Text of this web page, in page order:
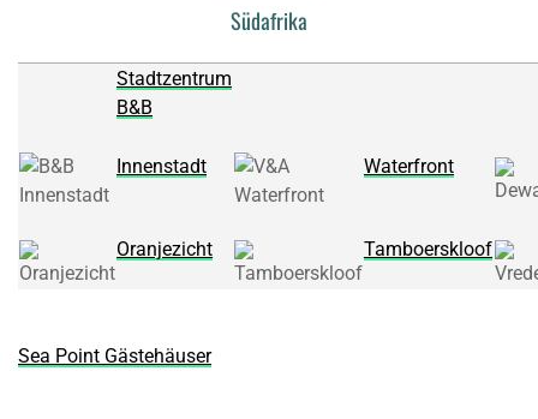
Südafrika
Stadtzentrum
B&B
Innenstadt Waterfront
Oranjezicht Tamboerskloof
Sea Point Gästehäuser